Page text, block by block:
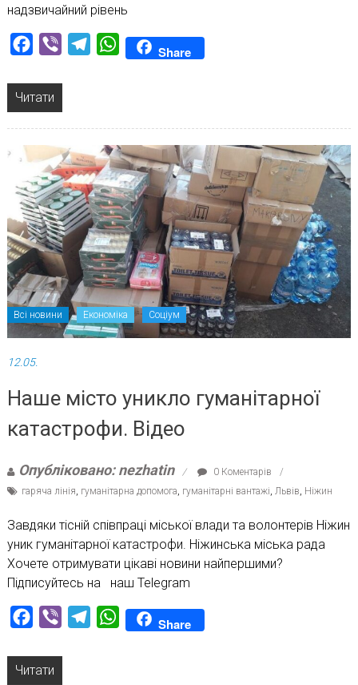
надзвичайний рівень
Facebook
Viber TelegramWhatsAppShare
Читати
Всі новини Економіка Соціум
12.05.
Наше місто уникло гуманітарної
катастрофи. Відео
Опубліковано: nezhatin
0 Коментарів
гаряча лінія, гуманітарна допомога, гуманітарні вантажі, Львів, Ніжин
Завдяки тісній співпраці міської влади та волонтерів Ніжин
уник гуманітарної катастрофи. Ніжинська міська рада
Хочете отримувати цікаві новини найпершими?
Підписуйтесь на наш Telegram
Facebook
Viber TelegramWhatsAppShare
Читати